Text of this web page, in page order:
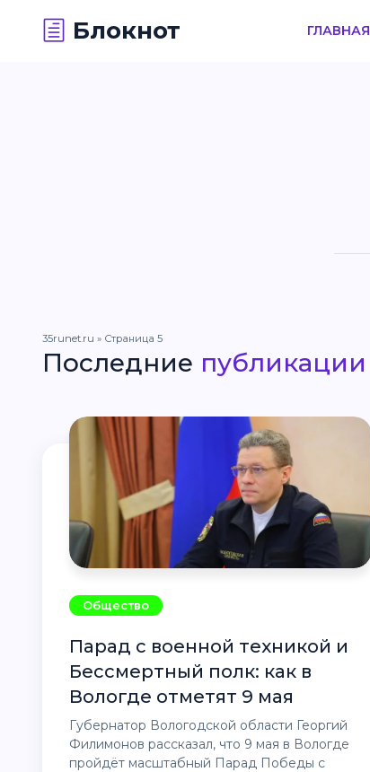
Блокнот ГЛАВНАЯ
35runet.ru » Страница 5
Последние публикации
Общество
Парад с военной техникой и
Бессмертный полк: как в
Вологде отметят 9 мая
Губернатор Вологодской области Георгий
Филимонов рассказал, что 9 мая в Вологде
пройдёт масштабный Парад Победы с